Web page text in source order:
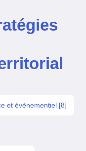
et évènementiel [8]